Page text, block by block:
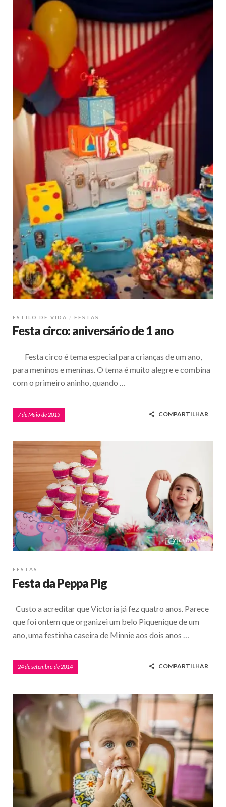
ESTILO DE VIDA FESTAS
Festa circo: aniversário de 1 ano
Festa circo é tema especial para crianças de um ano,
para meninos e meninas. O tema é muito alegre e combina
com o primeiro aninho, quando …
7 de Maio de 2015 COMPARTILHAR
FESTAS
Festa da Peppa Pig
Custo a acreditar que Victoria já fez quatro anos. Parece
que foi ontem que organizei um belo Piquenique de um
ano, uma festinha caseira de Minnie aos dois anos …
24 de setembro de 2014 COMPARTILHAR